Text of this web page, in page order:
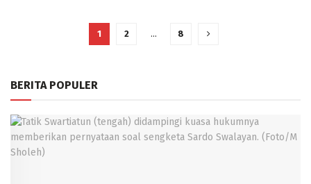
1 2 … 8
BERITA POPULER